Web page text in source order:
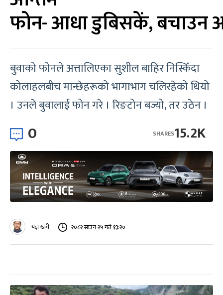
फोन- आधा डुबिसकें,
बुवाको फोनले अत्तालिएका सुशील बाहिर निस्किँदा
कोलाहलबीच मान्छेहरूको भागाभाग चलिरहेको थियो
। उनले बुवालाई फोन गरे । रिङटोन बज्यो, तर उठेन ।
0 15.2K
SHARES
यज्ञ खत्री २०८२ साउन २५ गते १३:२०